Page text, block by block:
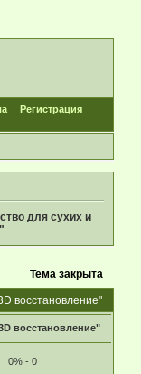
Регистрация
для сухих и
восстановление"
Тема закрыта
восстановление"
0% - 0